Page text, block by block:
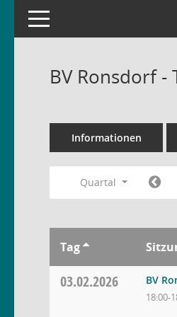
Toggle navigation
BV Ronsdorf -
Informationen
Quartal
Tag
03.02.2026 BV
18:00-